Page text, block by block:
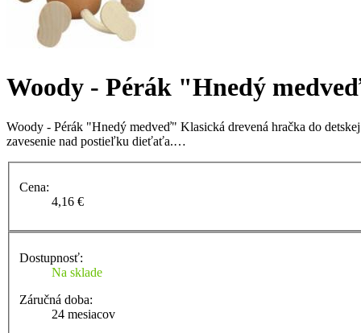
Woody - Pérák "Hnedý
Woody - Pérák "Hnedý medveď" Klasická drevená hračka do
zavesenie nad postieľku dieťaťa.…
Cena:
4,16 €
Dostupnosť:
Na sklade
Záručná doba:
24 mesiacov